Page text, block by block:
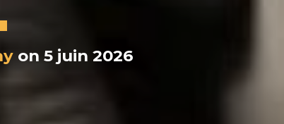
on 5 juin 2026